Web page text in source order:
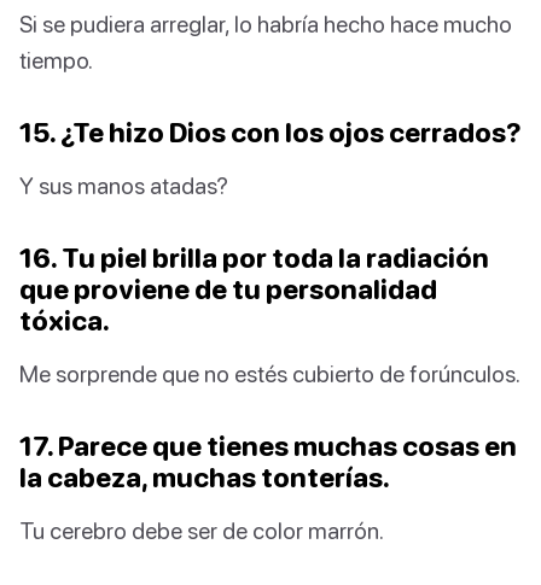
Si se pudiera arreglar, lo habría hecho hace mucho
tiempo.
15. ¿Te hizo Dios con los ojos cerrados?
Y sus manos atadas?
16. Tu piel brilla por toda la radiación
que proviene de tu personalidad
tóxica.
Me sorprende que no estés cubierto de forúnculos.
17. Parece que tienes muchas cosas en
la cabeza, muchas tonterías.
Tu cerebro debe ser de color marrón.